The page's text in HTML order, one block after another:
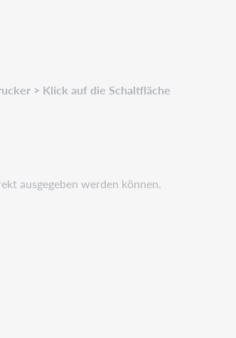
> Klick auf die Schaltfläche
ausgegeben werden können.